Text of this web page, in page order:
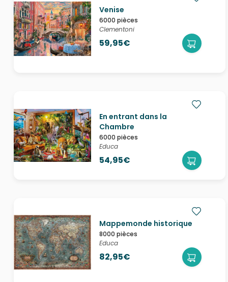
Venise
6000 pièces
Clementoni
59,95€
En entrant dans la
Chambre
6000 pièces
Educa
54,95€
Mappemonde historique
8000 pièces
Educa
82,95€